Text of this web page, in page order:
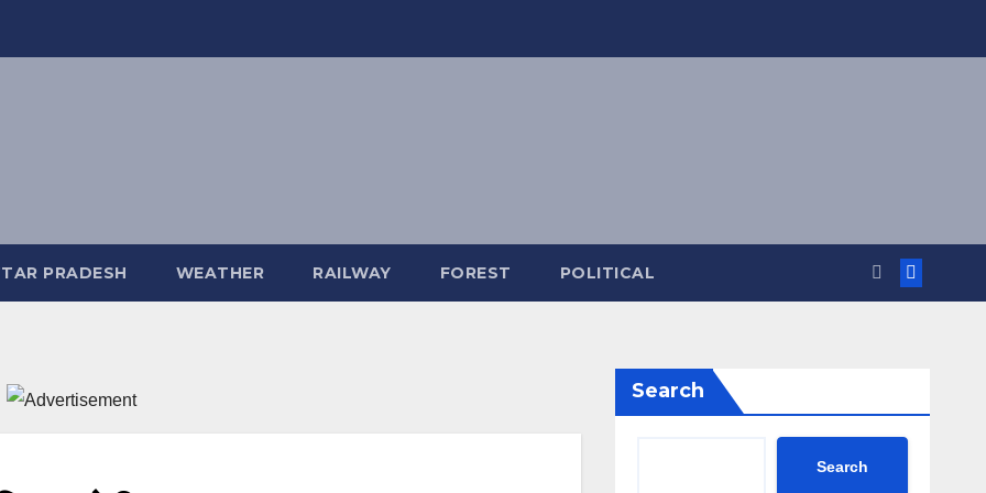
PRADESH WEATHER RAILWAY FOREST POLITICAL
Search
Search